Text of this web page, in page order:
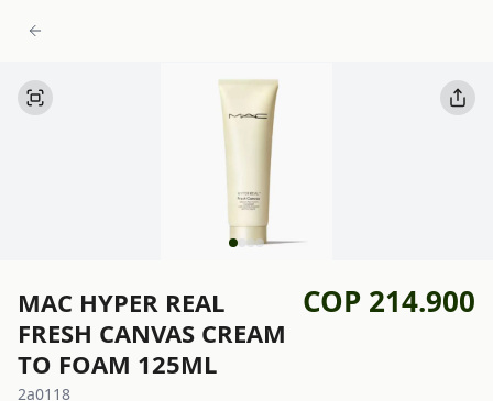
MAC HYPER REAL
FRESH CANVAS CREAM
TO FOAM 125ML
COP 214.900
2a0118